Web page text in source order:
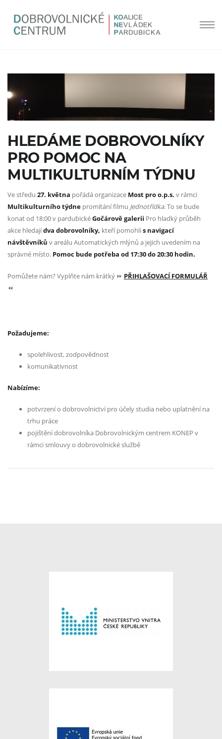
HLEDÁME DOBROVOLNÍKY
PRO POMOC NA
MULTIKULTURNÍM TÝDNU
Ve středu 27. května pořádá organizace Most pro o.p.s. v rámci
Multikulturního týdne promítání filmu Jednotřídka. To se bude
konat od 18:00 v pardubickéGočárově galerii Pro hladký průběh
akce hledajídva dobrovolníky, kteří pomohlis navigací
návštěvníků v areálu Automatických mlýnů a jejich uvedením na
správné místo. Pomoc bude potřeba od 17:30 do 20:30 hodin.
Pomůžete nám? Vyplňte nám krátký ⏩ PŘIHLAŠOVACÍ FORMULÁŘ
⏪
Požadujeme:
spolehlivost, zodpovědnost
komunikativnost
Nabízíme:
potvrzení o dobrovolnictví pro účely studia nebo uplatnění na
trhu práce
pojištění dobrovolníka Dobrovolnickým centrem KONEP v
rámci smlouvy o dobrovolnické službě